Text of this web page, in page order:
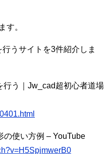
す。
うサイトを3件紹介しま
う｜Jw_cad超初心者道場
の使い方例 – YouTube